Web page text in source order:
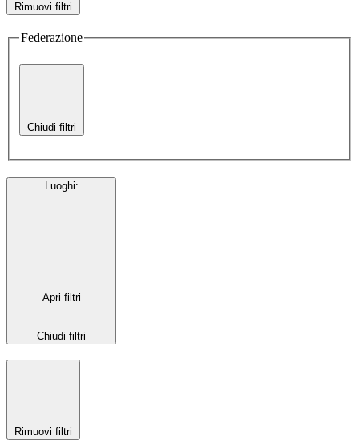
Rimuovi filtri
Federazione
Chiudi filtri
Luoghi:
Apri filtri
Chiudi filtri
Rimuovi filtri